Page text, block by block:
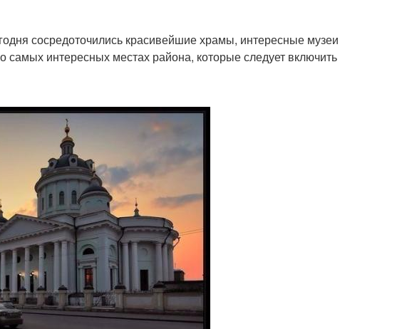
сосредоточились красивейшие храмы, интересные музеи
интересных местах района, которые следует включить